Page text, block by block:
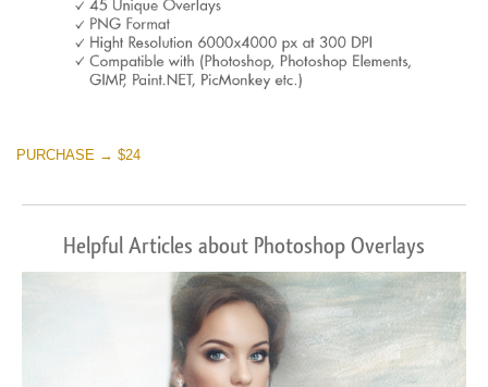
PURCHASE → $24
Helpful Articles about Photoshop Overlays